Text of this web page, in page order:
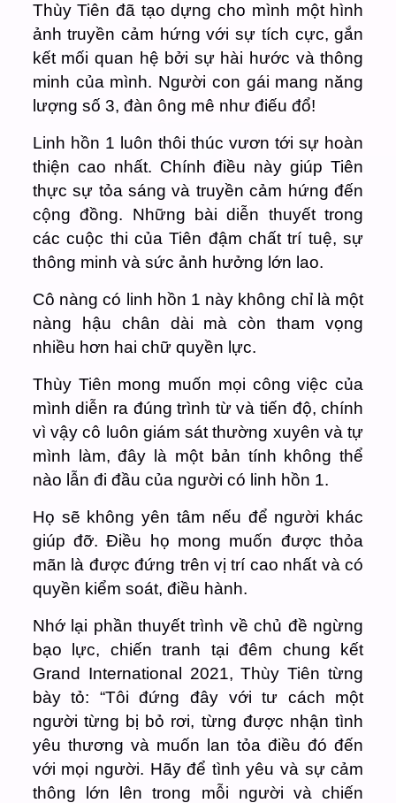
Thùy Tiên đã tạo dựng cho mình một hình
ảnh truyền cảm hứng với sự tích cực, gắn
kết mối quan hệ bởi sự hài hước và thông
minh của mình. Người con gái mang năng
lượng số 3, đàn ông mê như điếu đổ!
Linh hồn 1 luôn thôi thúc vươn tới sự hoàn
thiện cao nhất. Chính điều này giúp Tiên
thực sự tỏa sáng và truyền cảm hứng đến
cộng đồng. Những bài diễn thuyết trong
các cuộc thi của Tiên đậm chất trí tuệ, sự
thông minh và sức ảnh hưởng lớn lao.
Cô nàng có linh hồn 1 này không chỉ là một
nàng hậu chân dài mà còn tham vọng
nhiều hơn hai chữ quyền lực.
Thùy Tiên mong muốn mọi công việc của
mình diễn ra đúng trình từ và tiến độ, chính
vì vậy cô luôn giám sát thường xuyên và tự
mình làm, đây là một bản tính không thể
nào lẫn đi đầu của người có linh hồn 1.
Họ sẽ không yên tâm nếu để người khác
giúp đỡ. Điều họ mong muốn được thỏa
mãn là được đứng trên vị trí cao nhất và có
quyền kiểm soát, điều hành.
Nhớ lại phần thuyết trình về chủ đề ngừng
bạo lực, chiến tranh tại đêm chung kết
Grand International 2021, Thùy Tiên từng
bày tỏ: “Tôi đứng đây với tư cách một
người từng bị bỏ rơi, từng được nhận tình
yêu thương và muốn lan tỏa điều đó đến
với mọi người. Hãy để tình yêu và sự cảm
thông lớn lên trong mỗi người và chiến